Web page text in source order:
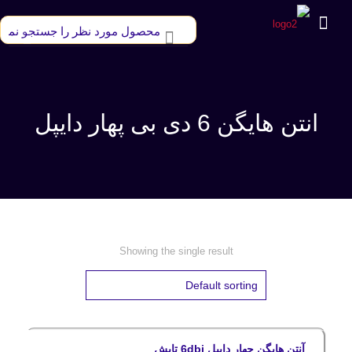
انتن هایگن 6 دی بی پهار دایپل
Showing the single result
آنتن هایگن چهار دایپل 6dbi تابش